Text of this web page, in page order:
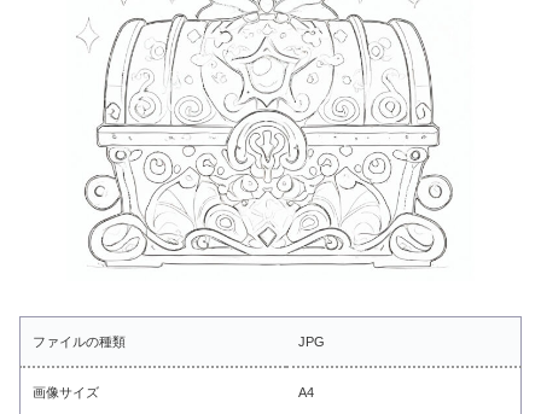
ファイルの種類 JPG
画像サイズ A4